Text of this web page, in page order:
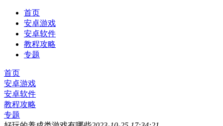
首页
安卓游戏
安卓软件
教程攻略
专题
首页
安卓游戏
安卓软件
教程攻略
专题